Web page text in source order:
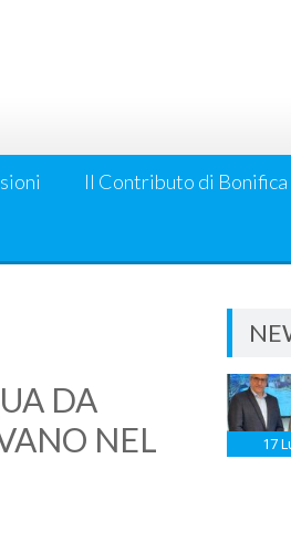
Il Contributo di Bonifica
DA
NEL
17